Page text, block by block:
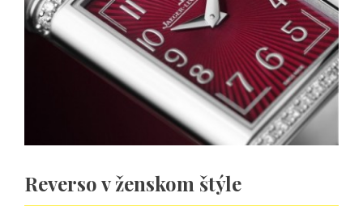
Reverso v ženskom štýle